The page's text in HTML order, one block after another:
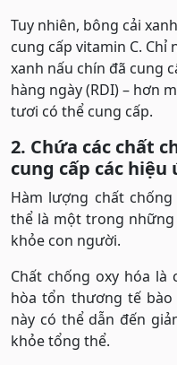
Tuy nhiên, bông cải
cung cấp vitamin C. Chỉ
xanh nấu chín đã cung
hàng ngày (RDI) – hơn
tươi có thể cung cấp.
2. Chứa các chất
cung cấp các hiệu
Hàm lượng chất
thể là một trong những
khỏe con người.
Chất chống oxy hóa
hòa tổn thương tế
này có thể dẫn đến
khỏe tổng thể.